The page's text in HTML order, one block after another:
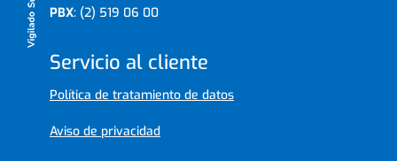
PBX: (2) 519 06 00
Servicio al cliente
Política de tratamiento de datos
Aviso de privacidad